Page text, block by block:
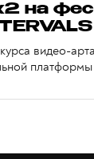
на
видео-